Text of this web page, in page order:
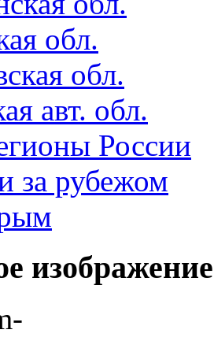
обл.
обл.
авт. обл.
России
за рубежом
изображение